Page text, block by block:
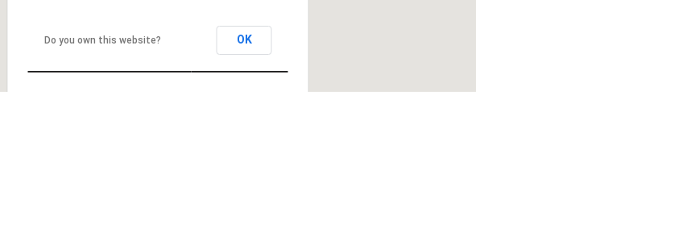
Do you own this website? OK